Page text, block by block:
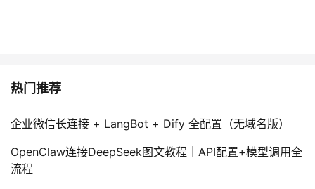
热门推荐
企业微信长连接 + LangBot + Dify 全配置（无域名版）
OpenClaw连接DeepSeek图文教程｜API配置+模型调用全
流程